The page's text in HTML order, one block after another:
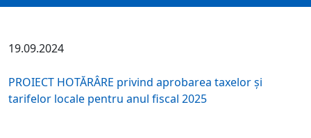
19.09.2024
PROIECT HOTĂRÂRE privind aprobarea taxelor şi
tarifelor locale pentru anul fiscal 2025